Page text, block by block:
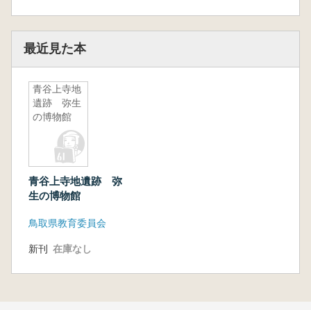
最近見た本
青谷上寺地
遺跡 弥生
の博物館
青谷上寺地遺跡 弥
生の博物館
鳥取県教育委員会
新刊 在庫なし